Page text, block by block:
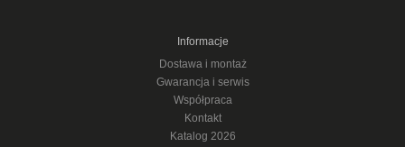
Informacje
Dostawa i montaż
Gwarancja i serwis
Współpraca
Kontakt
Katalog 2026